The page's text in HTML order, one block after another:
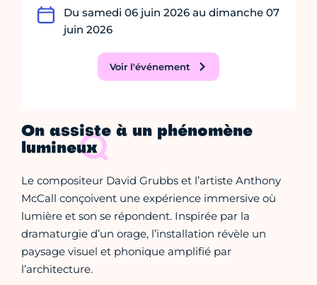
Du samedi 06 juin 2026 au dimanche 07
juin 2026
Voir l'événement
On assiste à un phénomène
lumineux
Le compositeur David Grubbs et l’artiste Anthony
McCall conçoivent une expérience immersive où
lumière et son se répondent. Inspirée par la
dramaturgie d’un orage, l’installation révèle un
paysage visuel et phonique amplifié par
l’architecture.